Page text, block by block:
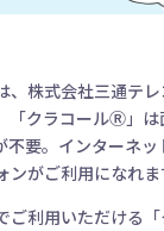
、株式会社三通テ
「クラコールⓇ」
不要。インターネ
がご利用になれま
ご利用いただける